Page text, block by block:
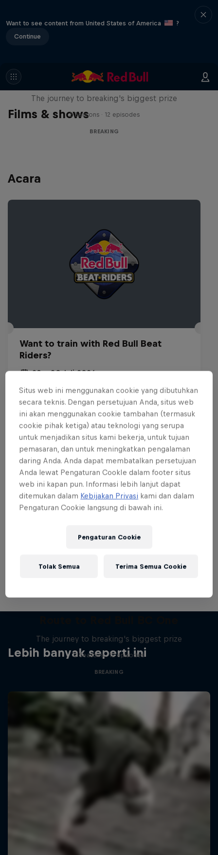
Want to see content from United States of America
?
Continue
Films & shows
Route to Red Bull BC One
The journey to breaking's biggest prize
2 Seasons · 12 episodes
BREAKING
Acara
Want to train with Red Bull Beat
Riders?
29 – 30 Juli 2026
Budapest, Hungary
Past event
Want more of this?
Lebih banyak seperti ini
The journey to breaking's biggest prize
2 Seasons · 12 episodes
BREAKING
Situs web ini menggunakan cookie yang dibutuhkan
secara teknis. Dengan persetujuan Anda, situs web
ini akan menggunakan cookie tambahan (termasuk
cookie pihak ketiga) atau teknologi yang serupa
untuk menjadikan situs kami bekerja, untuk tujuan
pemasaran, dan untuk meningkatkan pengalaman
daring Anda. Anda dapat membatalkan persetujuan
Anda lewat Pengaturan CookIe dalam footer situs
web ini kapan pun. Informasi lebih lanjut dapat
ditemukan dalam Kebijakan Privasi kami dan dalam
Pengaturan Cookie langsung di bawah ini.
Pengaturan Cookie
Tolak Semua Terima Semua Cookie